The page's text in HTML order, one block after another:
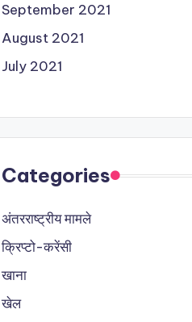
September 2021
August 2021
July 2021
Categories
अंतरराष्ट्रीय मामले
क्रिप्टो-करेंसी
खाना
खेल